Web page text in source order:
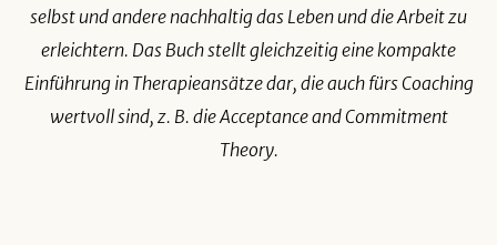
selbst und andere nachhaltig das Leben und die Arbeit zu
erleichtern. Das Buch stellt gleichzeitig eine kompakte
Einführung in Therapieansätze dar, die auch fürs Coaching
wertvoll sind, z. B. die Acceptance and Commitment
Theory.